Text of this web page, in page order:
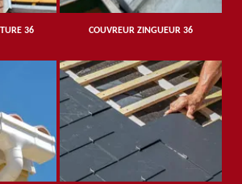
36 COUVREUR ZINGUEUR 36